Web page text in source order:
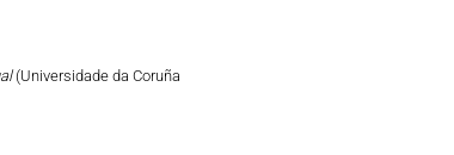
(Universidade da Coruña